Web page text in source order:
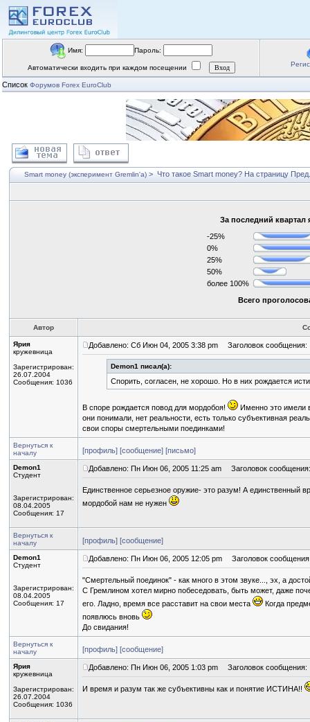
Имя: Пароль:
Автоматически входить при каждом посещении
Список Форумов Forex EuroClub
Smart money (эксперимент Gremlin'a) > Что такое Smart money? На страницу Пред.
За последний квартал
-25%
0%
25%
50%
более 100%
Всего
Автор
Ярия
кружевница
Зарегистрирован:
26.07.2004
Сообщения: 1036
Добавлено: Сб Июн 04, 2005 3:38 pm Заголовок сообщения:
Demon1 писал(а):
Спорить, согласен, не хорошо. Но в них рождается
В споре рождается повод для мордобоя!
Именно это имели
они понимали, нет реальности, есть только субъективная
свои споры смертельными поединками!
Вернуться к
началу
[профиль] [сообщение] [письмо]
Demon1
Студент
Зарегистрирован:
08.04.2005
Сообщения: 17
Добавлено: Пн Июн 06, 2005 11:25 am Заголовок сообщения:
Единственное серьезное оружие- это разум! А
мордобой нам не нужен
Вернуться к
началу
[профиль] [сообщение]
Demon1
Студент
Зарегистрирован:
08.04.2005
Сообщения: 17
Добавлено: Пн Июн 06, 2005 12:05 pm Заголовок
"Смертельный поединок" - как много в этом звуке..., эх, а
С Гремлином хотел мирно побеседовать, быть может, даже
его. Ладно, время все расставит на свои места
Когда
появлюсь вновь
До свидания!
Вернуться к
началу
[профиль] [сообщение]
Ярия
кружевница
Зарегистрирован:
26.07.2004
Сообщения: 1036
Добавлено: Пн Июн 06, 2005 1:03 pm Заголовок сообщения:
И время и разум так же субъективны как и понятие ИСТИНА!!